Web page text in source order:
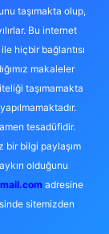
taşımakta olup,
Bu internet
hiçbir bağlantısı
makaleler
taşımamakta
tesadüfidir.
bir bilgi paylaşım
olduğunu
adresine
sitemizden